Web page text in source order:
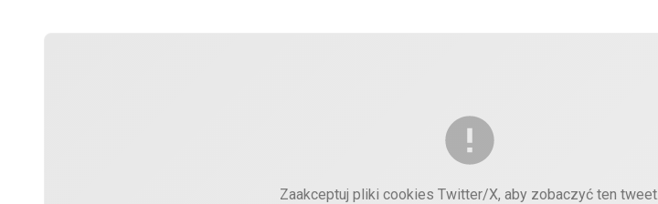
Zaakceptuj pliki cookies Twitter/X, aby zobaczyć ten tweet.